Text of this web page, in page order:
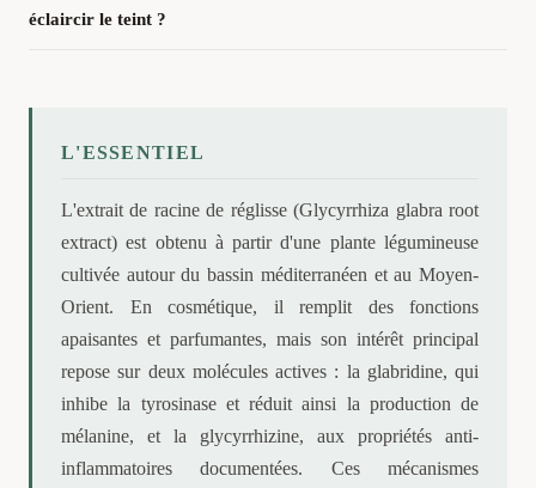
éclaircir le teint ?
L'ESSENTIEL
L'extrait de racine de réglisse (Glycyrrhiza glabra root
extract) est obtenu à partir d'une plante légumineuse
cultivée autour du bassin méditerranéen et au Moyen-
Orient. En cosmétique, il remplit des fonctions
apaisantes et parfumantes, mais son intérêt principal
repose sur deux molécules actives : la glabridine, qui
inhibe la tyrosinase et réduit ainsi la production de
mélanine, et la glycyrrhizine, aux propriétés anti-
inflammatoires documentées. Ces mécanismes